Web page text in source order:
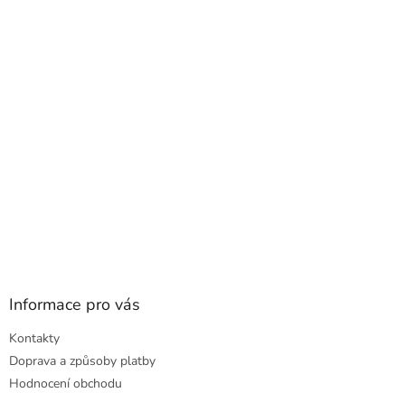
Informace pro vás
Kontakty
Doprava a způsoby platby
Hodnocení obchodu